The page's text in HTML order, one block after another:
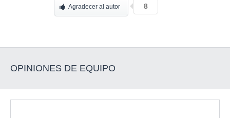
Agradecer al autor 8
OPINIONES DE EQUIPO